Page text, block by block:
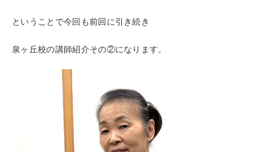
ということで今回も前回に引き続き
泉ヶ丘校の講師紹介その②になります。